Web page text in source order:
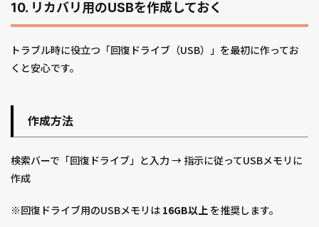
10. リカバリ用のUSBを作成しておく
トラブル時に役立つ「回復ドライブ（USB）」を最初に作ってお
くと安心です。
作成方法
検索バーで「回復ドライブ」と入力 → 指示に従ってUSBメモリに
作成
※回復ドライブ用のUSBメモリは 16GB以上 を推奨します。